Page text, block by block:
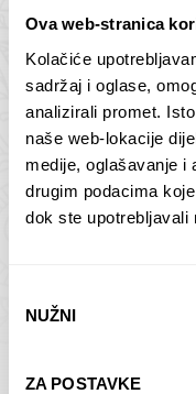
Ova web-stranica
Kolačiće
sadržaj i oglase,
analizirali promet.
naše web-lokacije
medije, oglašavanje i
drugim podacima
dok ste upotrebljavali
pristanka
NUŽNI
ZA POSTAVKE
Butan –
75,00€ –
ODABERI
Dolac